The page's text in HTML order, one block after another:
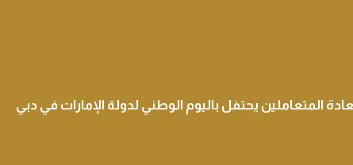
المتعاملين يحتفل باليوم الوطني لدولة الإمارات في دبي